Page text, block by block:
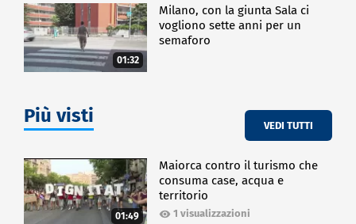
mia grande gioia. E' un continuo", conclude De
Stefano.
ECONOMIA 01:32
Milano, con la giunta Sala ci
vogliono sette anni per un
semaforo
Più visti VEDI TUTTI
01:49
Maiorca contro il turismo che
consuma case, acqua e
territorio
1 visualizzazioni